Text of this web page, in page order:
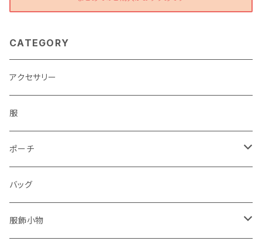
CATEGORY
アクセサリー
服
ポーチ
パソコンケース
バッグ
服飾小物